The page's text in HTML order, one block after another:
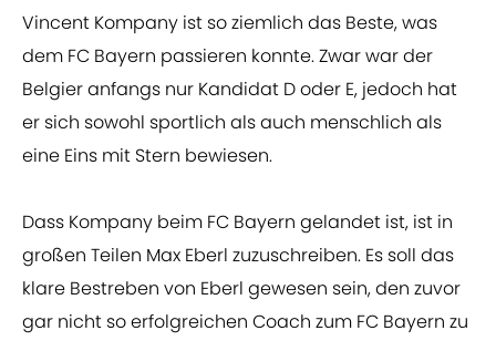
Vincent Kompany ist so ziemlich das Beste, was
dem FC Bayern passieren konnte. Zwar war der
Belgier anfangs nur Kandidat D oder E, jedoch hat
er sich sowohl sportlich als auch menschlich als
eine Eins mit Stern bewiesen.
Dass Kompany beim FC Bayern gelandet ist, ist in
großen Teilen Max Eberl zuzuschreiben. Es soll das
klare Bestreben von Eberl gewesen sein, den zuvor
gar nicht so erfolgreichen Coach zum FC Bayern zu